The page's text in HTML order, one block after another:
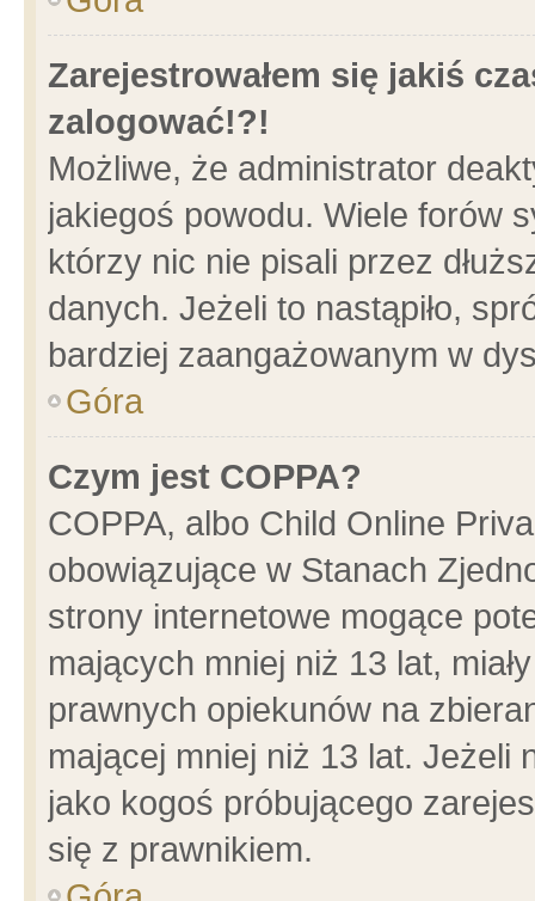
Zarejestrowałem się jakiś
zalogować!?!
Możliwe, że administrator
jakiegoś powodu. Wiele forów
którzy nic nie pisali przez
danych. Jeżeli to nastąpiło,
bardziej zaangażowanym w
Góra
Czym jest COPPA?
COPPA, albo Child Online
obowiązujące w Stanach
strony internetowe mogące
mających mniej niż 13 lat,
prawnych opiekunów na
mającej mniej niż 13 lat. Jeżeli
jako kogoś próbującego
się z prawnikiem.